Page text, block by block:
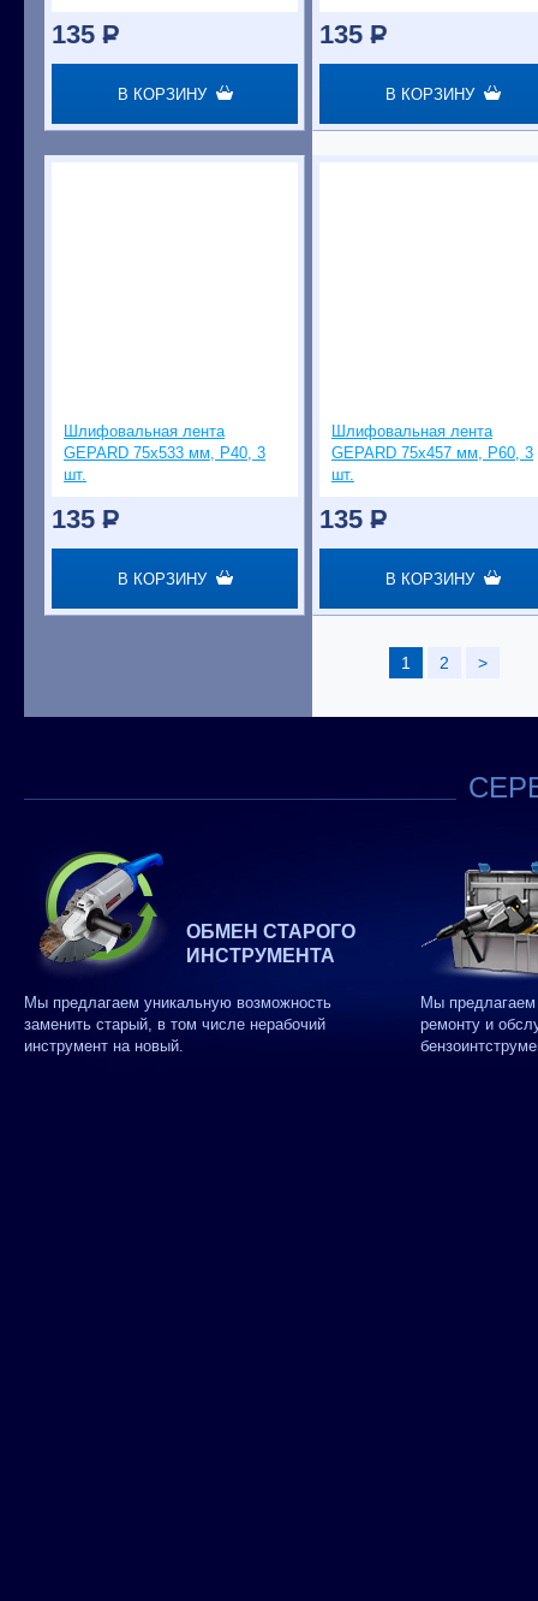
135 P
В КОРЗИНУ
135 P
В КОРЗИНУ
Шлифовальная лента
GEPARD 75x533 мм, Р40, 3
шт.
135 P
В КОРЗИНУ
Шлифовальная лента
GEPARD 75x457 мм, Р60, 3
шт.
135 P
В КОРЗИНУ
1 2 >
ОБМЕН СТАРОГО
ИНСТРУМЕНТА
Мы предлагаем уникальную возможность
заменить старый, в том числе нерабочий
инструмент на новый.
Мы
ремонту и